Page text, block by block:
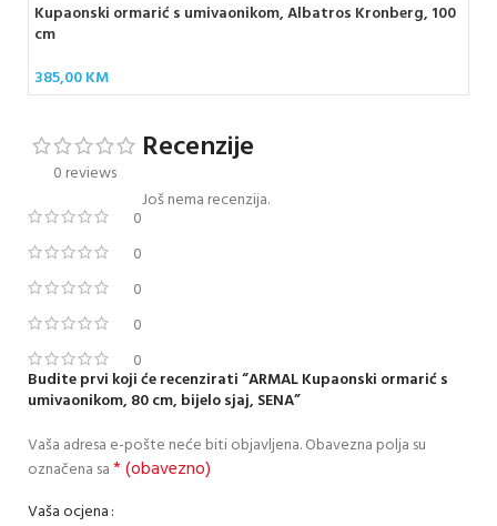
Kupaonski ormarić s umivaonikom, Albatros Kronberg, 100
cm
385,00KM
0 reviews
0
0
0
0
0
Recenzije
Još nema recenzija.
Budite prvi koji će recenzirati “ARMAL Kupaonski ormarić s
umivaonikom, 80 cm, bijelo sjaj, SENA”
Vaša adresa e-pošte neće biti objavljena.Obavezna polja su
označena sa* (obavezno)
Vaša ocjena